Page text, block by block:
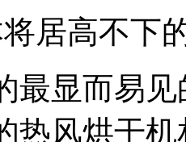
居高不下
最显而易
热风烘干